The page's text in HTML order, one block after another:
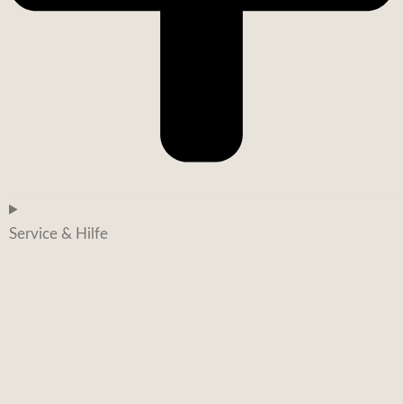
Service & Hilfe